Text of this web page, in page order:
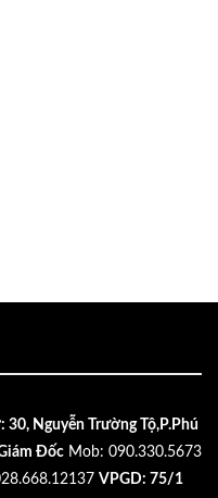
30, Nguyễn Trường Tộ,P.Phú
Đốc Mob: 090.330.5673
VPGD: 75/1